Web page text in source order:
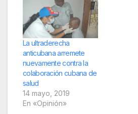
La ultraderecha
anticubana arremete
nuevamente contra la
colaboración cubana de
salud
14 mayo, 2019
En «Opinión»